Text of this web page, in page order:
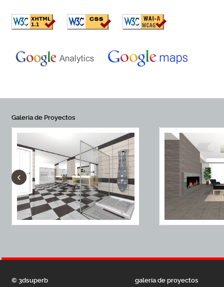
Galeria de Proyectos
‹
© 3dsuperb galería de proyectos